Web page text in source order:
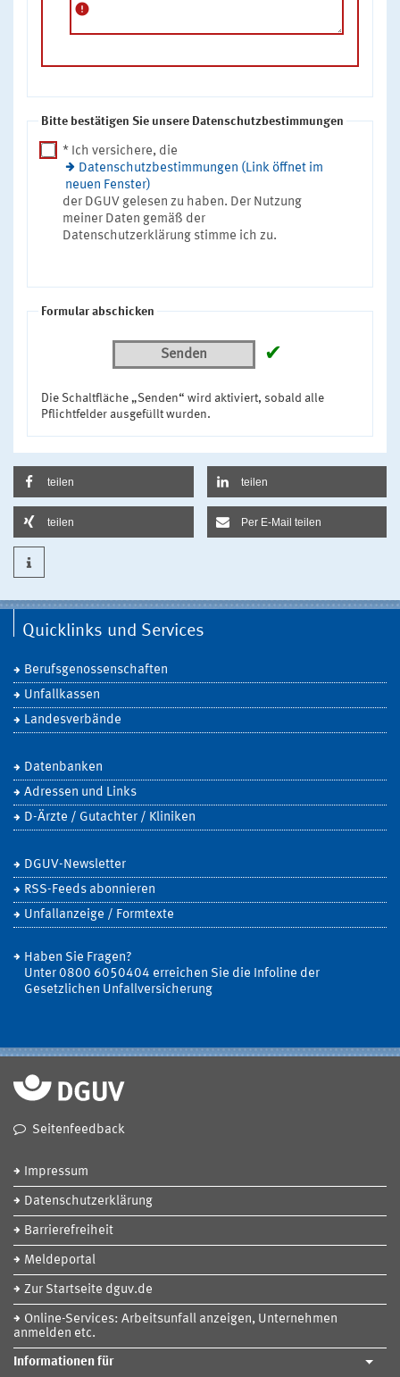
error
Bitte bestätigen Sie unsere Datenschutzbestimmungen
* Ich versichere, die
Datenschutzbestimmungen (Link öffnet im
neuen Fenster)
der DGUV gelesen zu haben. Der Nutzung
meiner Daten gemäß der
Datenschutzerklärung stimme ich zu.
Formular abschicken
Senden ✔
Die Schaltfläche „Senden“ wird aktiviert, sobald alle
Pflichtfelder ausgefüllt wurden.
teilen teilen
teilen Per E-Mail teilen
Quicklinks und Services
Berufsgenossenschaften
Unfallkassen
Landesverbände
Datenbanken
Adressen und Links
D-Ärzte / Gutachter / Kliniken
DGUV-Newsletter
RSS-Feeds abonnieren
Unfallanzeige / Formtexte
Haben Sie Fragen?
Unter 0800 6050404 erreichen Sie die Infoline der
Gesetzlichen Unfallversicherung
Seitenfeedback
Impressum
Datenschutzerklärung
Barrierefreiheit
Meldeportal
Zur Startseite dguv.de
Online-Services: Arbeitsunfall anzeigen, Unternehmen
anmelden etc.
Informationen für